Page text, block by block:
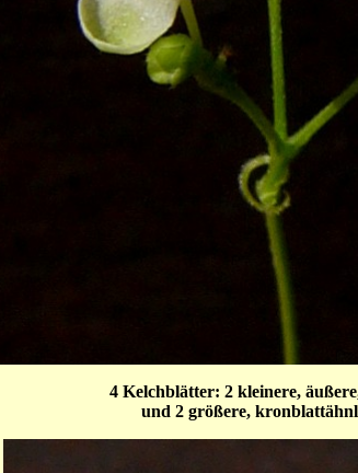
4 Kelchblätter: 2 kleinere,
und 2 größere,